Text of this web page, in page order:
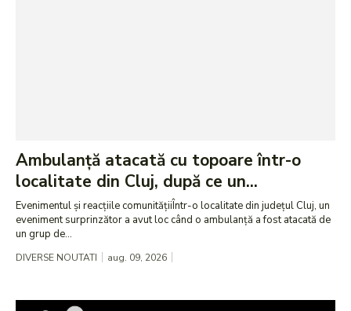
Ambulanță atacată cu topoare într-o
localitate din Cluj, după ce un...
Evenimentul și reacțiile comunitățiiÎntr-o localitate din județul Cluj, un
eveniment surprinzător a avut loc când o ambulanță a fost atacată de
un grup de...
DIVERSE NOUTATI aug. 09, 2026